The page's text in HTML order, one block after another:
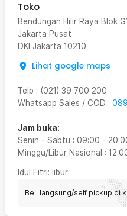
Toko
Bendungan Hilir Raya Blok
Jakarta Pusat
DKI Jakarta 10210
Lihat google maps
Telp : (021) 39 700 200
Whatsapp Sales / COD :
Jam buka:
Senin - Sabtu : 09:00 -
Minggu/Libur Nasional :
Idul Fitri: libur
Beli langsung/self pickup di